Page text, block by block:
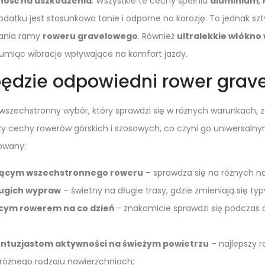
jest stosunkowo tanie i odporne na korozję. To jednak
ramy roweru gravelowego. Również ultralekkie włókno
wibracje wpływające na komfort jazdy.
odpowiedni rower
wybór, który sprawdzi się w różnych
cechy rowerów górskich i szosowych, co czyni go
wszechstronnego roweru – sprawdza się na różnych
wypraw– świetny na długie trasy, gdzie zmieniają się
rowerem na co dzień – znakomicie sprawdzi się
aktywności na świeżym powietrzu – najlepszy
rodzaju nawierzchniach;